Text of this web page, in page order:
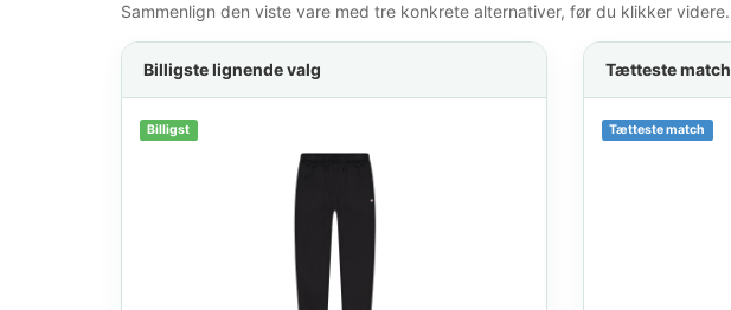
Sammenlign den viste vare med tre konkrete alternativer, før du klikker videre.
Billigste lignende valg
Billigst
Tætteste match
Tætteste match